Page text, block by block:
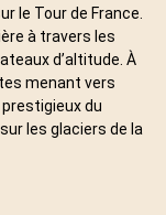
le Tour de France.
à travers les
d’altitude. À
menant vers
du
les glaciers de la